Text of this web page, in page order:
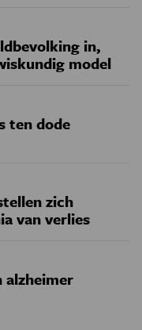
in,
model
ten dode
zich
van verlies
alzheimer